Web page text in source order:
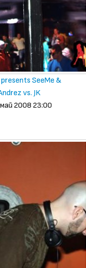
SeeMe &
vs. JK
2008 23:00